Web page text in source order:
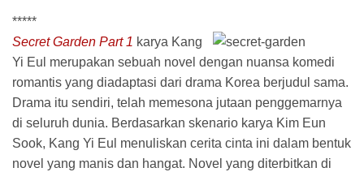
*****
Secret Garden Part 1 karya Kang
Yi Eul merupakan sebuah novel dengan nuansa komedi
romantis yang diadaptasi dari drama Korea berjudul sama.
Drama itu sendiri, telah memesona jutaan penggemarnya
di seluruh dunia. Berdasarkan skenario karya Kim Eun
Sook, Kang Yi Eul menuliskan cerita cinta ini dalam bentuk
novel yang manis dan hangat. Novel yang diterbitkan di